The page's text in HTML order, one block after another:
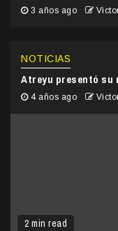
3 años ago
2 min read
NOTICIAS
Atreyu presentó su
4 años ago